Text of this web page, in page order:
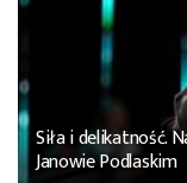
Siła i delikatność.
Janowie Podlaskim